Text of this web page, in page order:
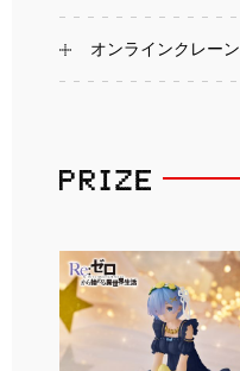
オンラインクレーン